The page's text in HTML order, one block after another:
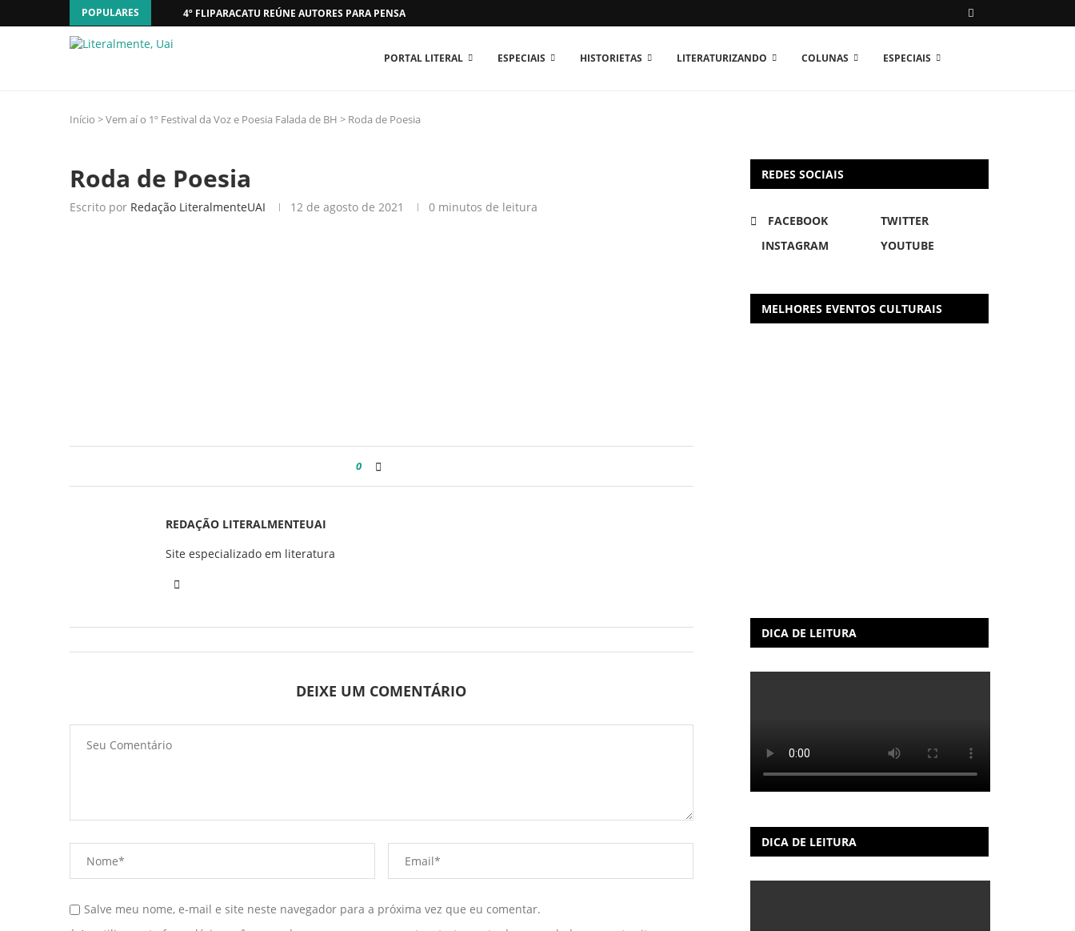
POPULARES 4º FLIPARACATU REÚNE AUTORES PARA PENSAR O MUNDO...
PORTAL LITERAL ESPECIAIS HISTORIETAS LITERATURIZANDO COLUNAS ESPECIAIS
Início >Vem aí o 1º Festival da Voz e Poesia Falada de BH > Roda de Poesia
Roda de Poesia
Escrito por Redação LiteralmenteUAI 12 de agosto de 2021 0 minutos de leitura
0
REDAÇÃO LITERALMENTEUAI
Site especializado em literatura
DEIXE UM COMENTÁRIO
Salve meu nome, e-mail e site neste navegador para a próxima vez que eu comentar.
REDES SOCIAIS
FACEBOOK
TWITTER
INSTAGRAM
YOUTUBE
MELHORES EVENTOS CULTURAIS
DICA DE LEITURA
DICA DE LEITURA